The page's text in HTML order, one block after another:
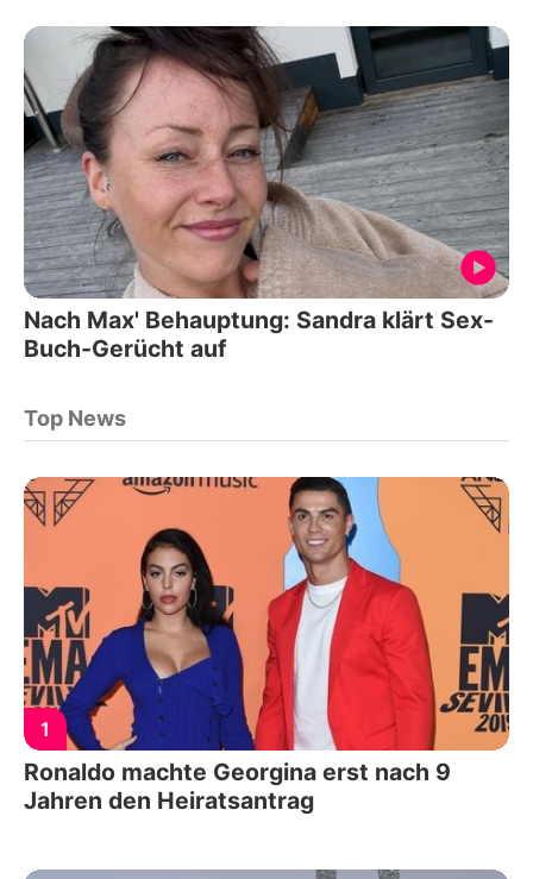
Nach Max' Behauptung: Sandra klärt Sex-
Buch-Gerücht auf
Top News
1
Ronaldo machte Georgina erst nach 9
Jahren den Heiratsantrag